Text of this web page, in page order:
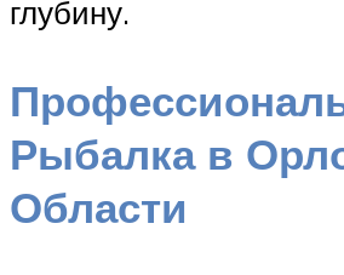
глубину.
Рыбалка в
Области